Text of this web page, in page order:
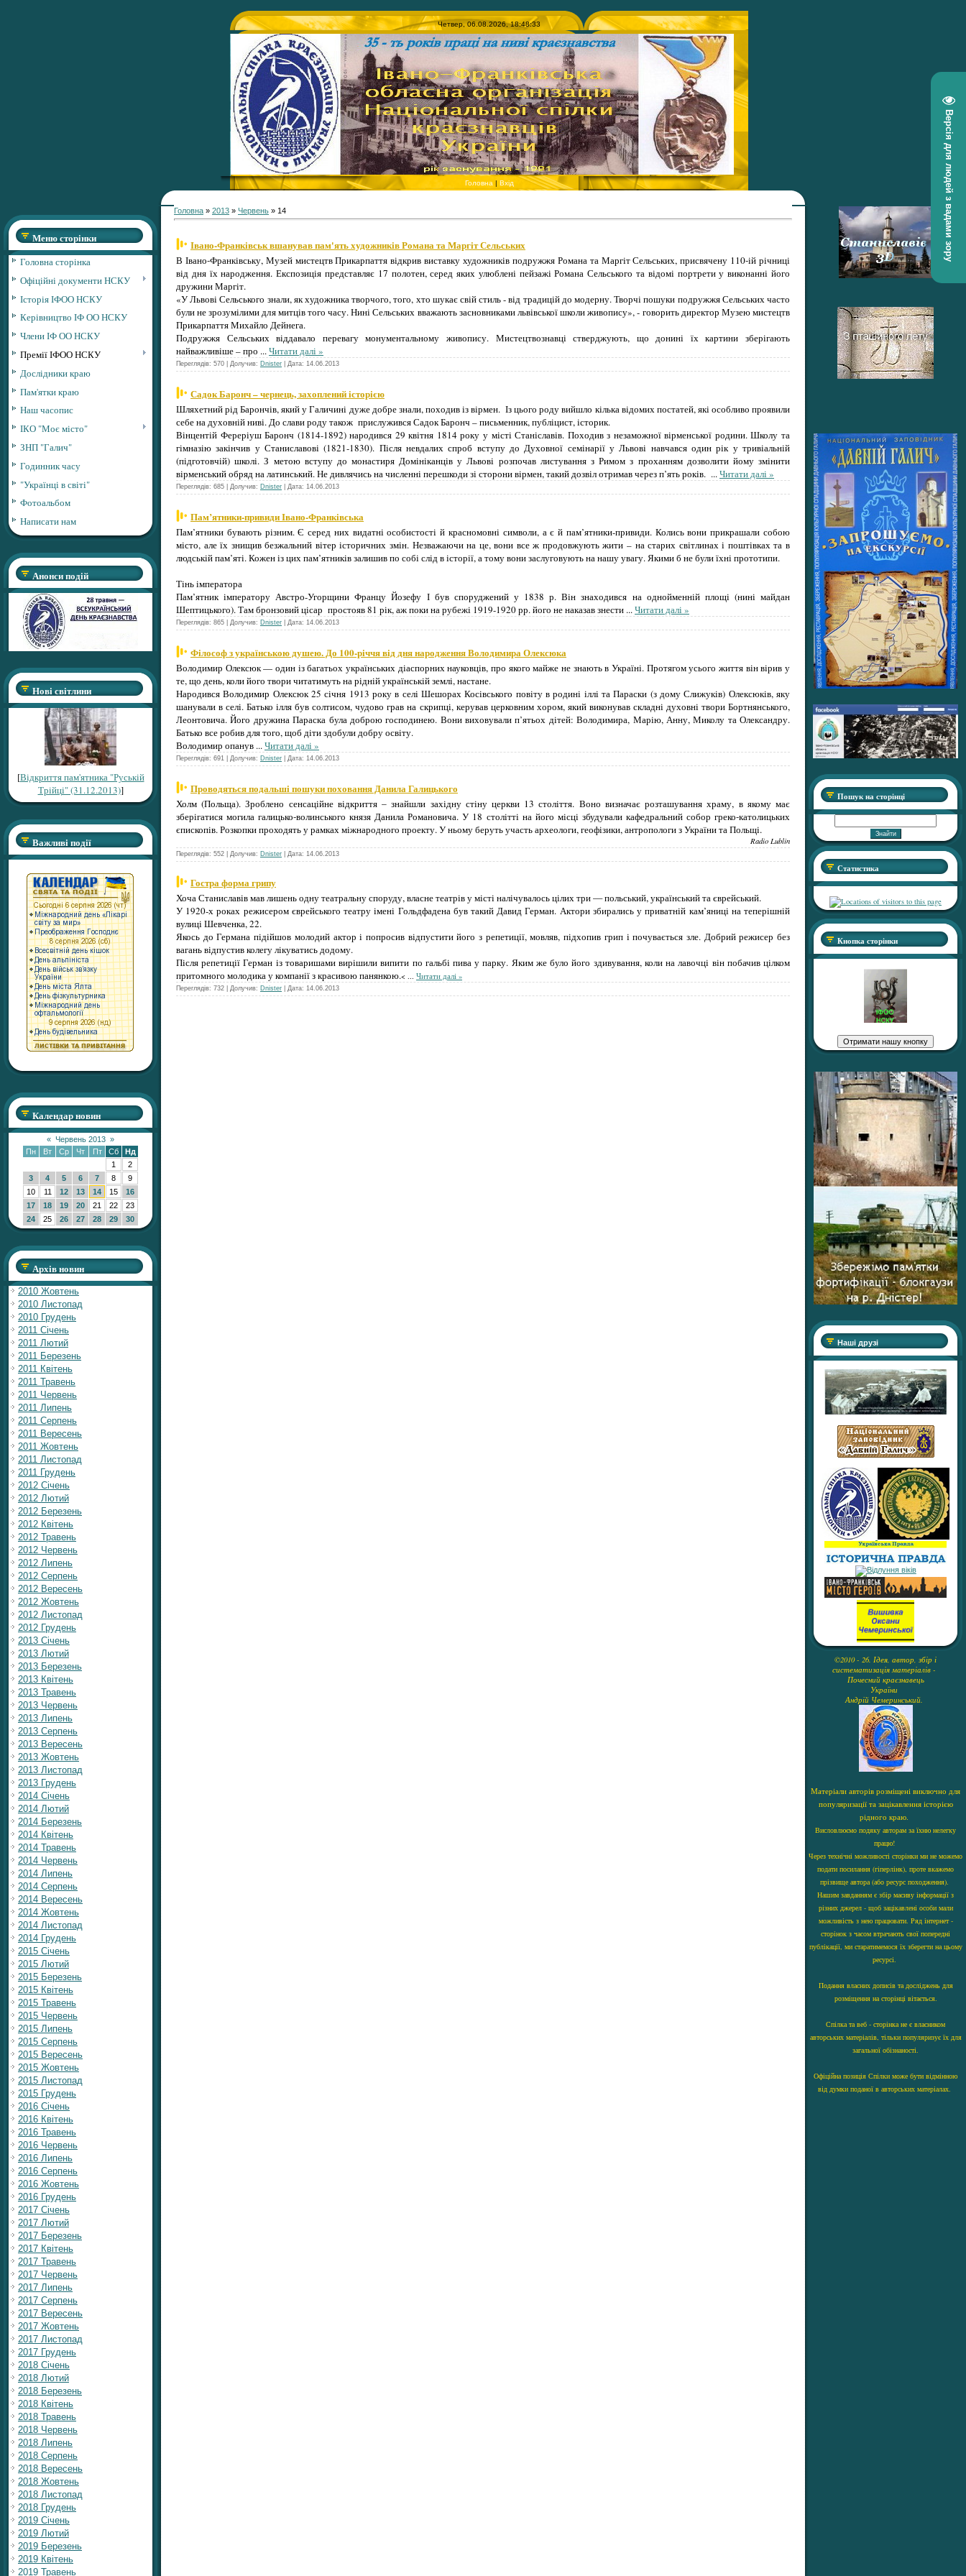
Версія для людей з вадами зору
Четвер, 06.08.2026, 18:48:33
Головна | Вхід
Меню сторінки
Головна сторінка
Офіційні документи НСКУ
Історія ІФОО НСКУ
Керівництво ІФ ОО НСКУ
Члени ІФ ОО НСКУ
Премії ІФОО НСКУ
Дослідники краю
Пам'ятки краю
Наш часопис
ІКО "Моє місто"
ЗНП "Галич"
Годинник часу
"Українці в світі"
Фотоальбом
Написати нам
Анонси подій
Нові світлини
[Відкриття пам'ятника "Руській
Трійці" (31.12.2013)]
Важливі події
Календар новин
« Червень 2013 »
Пн
Вт Ср Чт Пт Сб
Нд
1
2
3
4 5 6 7 8
9
10
11 12 13 14 15
16
17
18 19 20 21 22
23
24
25 26 27 28 29 30
Архів новин
2010 Жовтень
2010 Листопад
2010 Грудень
2011 Січень
2011 Лютий
2011 Березень
2011 Квітень
2011 Травень
2011 Червень
2011 Липень
2011 Серпень
2011 Вересень
2011 Жовтень
2011 Листопад
2011 Грудень
2012 Січень
2012 Лютий
2012 Березень
2012 Квітень
2012 Травень
2012 Червень
2012 Липень
2012 Серпень
2012 Вересень
2012 Жовтень
2012 Листопад
2012 Грудень
2013 Січень
2013 Лютий
2013 Березень
2013 Квітень
2013 Травень
2013 Червень
2013 Липень
2013 Серпень
2013 Вересень
2013 Жовтень
2013 Листопад
2013 Грудень
2014 Січень
2014 Лютий
2014 Березень
2014 Квітень
2014 Травень
2014 Червень
2014 Липень
2014 Серпень
2014 Вересень
2014 Жовтень
2014 Листопад
2014 Грудень
2015 Січень
2015 Лютий
2015 Березень
2015 Квітень
2015 Травень
2015 Червень
2015 Липень
2015 Серпень
2015 Вересень
2015 Жовтень
2015 Листопад
2015 Грудень
2016 Січень
2016 Квітень
2016 Травень
2016 Червень
2016 Липень
2016 Серпень
2016 Жовтень
2016 Грудень
2017 Січень
2017 Лютий
2017 Березень
2017 Квітень
2017 Травень
2017 Червень
2017 Липень
2017 Серпень
2017 Вересень
2017 Жовтень
2017 Листопад
2017 Грудень
2018 Січень
2018 Лютий
2018 Березень
2018 Квітень
2018 Травень
2018 Червень
2018 Липень
2018 Серпень
2018 Вересень
2018 Жовтень
2018 Листопад
2018 Грудень
2019 Січень
2019 Лютий
2019 Березень
2019 Квітень
2019 Травень
Головна » 2013 » Червень » 14
Івано-Франківськ вшанував пам'ять художників Романа та Маргіт Сельських
В Івано-Франківську, Музей мистецтв Прикарпаття відкрив виставку художників подружжя Романа та Маргіт Сельських, присвячену 110-ій річниці
від дня їх народження. Експозиція представляє 17 полотен, серед яких улюблені пейзажі Романа Сельського та відомі портрети у виконанні його
дружини Маргіт.
«У Львові Сельського знали, як художника творчого, того, хто шукає свій стиль - від традицій до модерну. Творчі пошуки подружжя Сельських часто
були не зрозумілими для митців того часу. Нині Сельських вважають засновниками львівської школи живопису», - говорить директор Музею мистецтв
Прикарпаття Михайло Дейнега.
Подружжя Сельських віддавало перевагу монументальному живопису. Мистецтвознавці стверджують, що донині їх картини зберігають
найважливіше – про ...Читати далі »
Переглядів: 570 | Долучив: Dnister | Дата: 14.06.2013
Садок Баронч – чернець, захоплений історією
Шляхетний рід Барончів, який у Галичині дуже добре знали, походив із вірмен. Із цього роду вийшло кілька відомих постатей, які особливо проявили
себе на духовній ниві. До слави роду також прислужився Садок Баронч – письменник, публіцист, історик.
Вінцентій Фереріуш Баронч (1814-1892) народився 29 квітня 1814 року у місті Станіславів. Походив з незаможної вірменської родини. Школу та
гімназію закінчив у Станиславові (1821-1830). Після невдалих спроб вступу до Духовної семінарії у Львові навчався один рік у тривіальній
(підготовчій) школі. З метою вступу до монастиря Домініканців у Львові розпочав листування з Римом з проханням дозволити йому змінити
вірменський обряд на латинський. Не дивлячись на численні перешкоди зі сторони вірмен, такий дозвіл отримав через п’ять років. ...Читати далі »
Переглядів: 685 | Долучив: Dnister | Дата: 14.06.2013
Пам’ятники-привиди Івано-Франківська
Пам’ятники бувають різним. Є серед них видатні особистості й красномовні символи, а є й пам’ятники-привиди. Колись вони прикрашали собою
місто, але їх знищив безжальний вітер історичних змін. Незважаючи на це, вони все ж продовжують жити – на старих світлинах і поштівках та в
людській пам’яті. Кожен із цих пам’ятників залишив по собі слід в історії, а тому вони заслуговують на нашу увагу. Якими б не були їхні прототипи.
Тінь імператора
Пам’ятник імператору Австро-Угорщини Францу Йозефу І був споруджений у 1838 р. Він знаходився на однойменній площі (нині майдан
Шептицького). Там бронзовий цісар простояв 81 рік, аж поки на рубежі 1919-1920 рр. його не наказав знести ...Читати далі »
Переглядів: 865 | Долучив: Dnister | Дата: 14.06.2013
Філософ з українською душею. До 100-річчя від дня народження Володимира Олексюка
Володимир Олексюк — один із багатьох українських діаспорних науковців, про якого майже не знають в Україні. Протягом усього життя він вірив у
те, що день, коли його твори читатимуть на рідній українській землі, настане.
Народився Володимир Олексюк 25 січня 1913 року в селі Шешорах Косівського повіту в родині іллі та Параски (з дому Слижуків) Олексюків, яку
шанували в селі. Батько ілля був солтисом, чудово грав на скрипці, керував церковним хором, який виконував складні духовні твори Бортнянського,
Леонтовича. Його дружина Параска була доброю господинею. Вони виховували п’ятьох дітей: Володимира, Марію, Анну, Миколу та Олександру.
Батько все робив для того, щоб діти здобули добру освіту.
Володимир опанув ...Читати далі »
Переглядів: 691 | Долучив: Dnister | Дата: 14.06.2013
Проводяться подальші пошуки поховання Данила Галицького
Холм (Польща). Зроблено сенсаційне відкриття – знайшли західну стіну церкви 13 століття. Воно визначає розташування храму, в якому має
зберігатися могила галицько-волинського князя Данила Романовича. У 18 столітті на його місці збудували кафедральний собор греко-католицьких
єпископів. Розкопки проходять у рамках міжнародного проекту. У ньому беруть участь археологи, геофізики, антропологи з України та Польщі.
Radio Lublin
Переглядів: 552 | Долучив: Dnister | Дата: 14.06.2013
Гостра форма грипу
Хоча Станиславів мав лишень одну театральну споруду, власне театрів у місті налічувалось цілих три — польський, український та єврейський.
У 1920‑х роках режисером єврейського театру імені Гольдфадена був такий Давид Герман. Актори збирались у приватній кам’яниці на теперішній
вулиці Шевченка, 22.
Якось до Германа підійшов молодий актор і попросив відпустити його з репетиції, мовляв, підхопив грип і почувається зле. Добрий режисер без
вагань відпустив колегу лікуватись додому.
Після репетиції Герман із товаришами вирішили випити по гальбі пива у парку. Яким же було його здивування, коли на лавочці він побачив цілком
притомного молодика у компанії з красивою панянкою.< ... Читати далі »
Переглядів: 732 | Долучив: Dnister | Дата: 14.06.2013
Пошук на сторінці
Статистика
Кнопка сторінки
Наші друзі
©2010 - 26. Ідея, автор, збір і
систематизація матеріалів -
Почесний краєзнавець
України
Андрій Чемеринський.
Матеріали авторів розміщені виключно для
популяризації та зацікавлення історією
рідного краю.
Висловлюємо подяку авторам за їхню нелегку
працю!
Через технічні можливості сторінки ми не можемо
подати посилання (гіперлінк), проте вкажемо
прізвище автора (або ресурс походження).
Нашим завданням є збір масиву інформації з
різних джерел - щоб зацікавлені особи мали
можливість з нею працювати. Ряд інтернет -
сторінок з часом втрачають свої попередні
публікації, ми старатимемося їх зберегти на цьому
ресурсі.
Подання власних дописів та досліджень для
розміщення на сторінці вітається.
Спілка та веб - сторінка не є власником
авторських матеріалів, тільки популяризує їх для
загальної обізнаності.
Офіційна позиція Спілки може бути відмінною
від думки поданої в авторських матеріалах.